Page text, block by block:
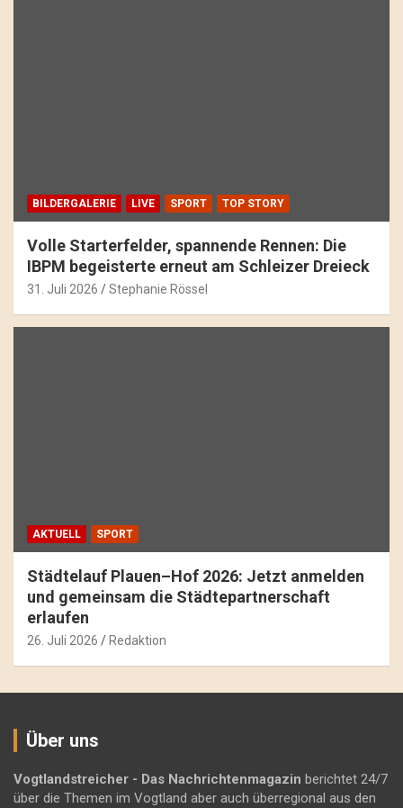
BILDERGALERIE LIVE SPORT TOP STORY
Volle Starterfelder, spannende Rennen: Die
IBPM begeisterte erneut am Schleizer Dreieck
31. Juli 2026 Stephanie Rössel
AKTUELL SPORT
Städtelauf Plauen–Hof 2026: Jetzt anmelden
und gemeinsam die Städtepartnerschaft
erlaufen
26. Juli 2026 Redaktion
Über uns
Vogtlandstreicher - Das Nachrichtenmagazin berichtet 24/7
über die Themen im Vogtland aber auch überregional aus den